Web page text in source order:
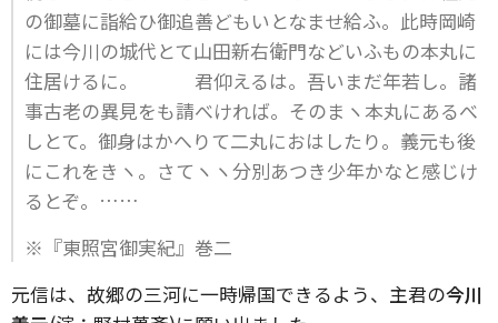
の御墓に詣給ひ御追善どもいとなませ給ふ。此時岡崎
には今川の城代とて山田新右衛門などいふもの本丸に
住居けるに。 君仰えるは。吾いまだ年若し。諸
事古老の異見をも請べければ。そのまヽ本丸にあるべ
しとて。御身はかへりて二丸におはしたり。義元も後
にこれをきヽ。さてヽヽ分別あつき少年かなと感じけ
るとぞ。……
※『東照宮御実紀』巻二
元信は、故郷の三河に一時帰国できるよう、主君の今川